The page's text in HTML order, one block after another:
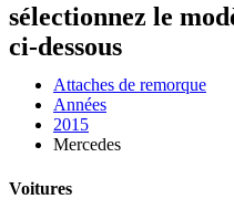
sélectionnez le
ci-dessous
Attaches de remorque
Années
2015
Mercedes
Voitures